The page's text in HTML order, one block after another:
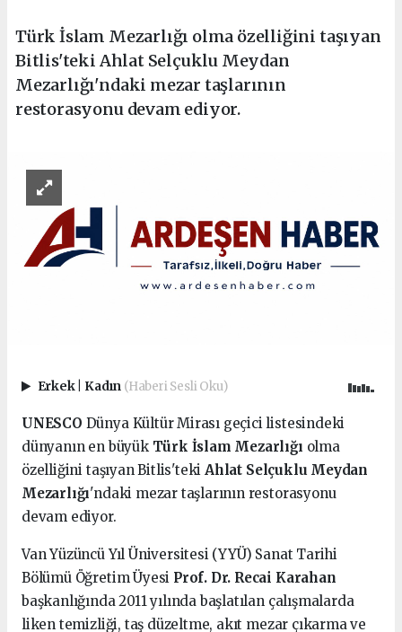
Türk İslam Mezarlığı olma özelliğini taşıyan
Bitlis'teki Ahlat Selçuklu Meydan
Mezarlığı'ndaki mezar taşlarının
restorasyonu devam ediyor.
Erkek Kadın (Haberi Sesli Oku)
UNESCO Dünya Kültür Mirası geçici listesindeki
dünyanın en büyük Türk İslam Mezarlığı olma
özelliğini taşıyan Bitlis'tekiAhlat Selçuklu Meydan
Mezarlığı'ndaki mezar taşlarının restorasyonu
devam ediyor.
Van Yüzüncü Yıl Üniversitesi (YYÜ) Sanat Tarihi
Bölümü Öğretim Üyesi Prof. Dr. Recai Karahan
başkanlığında 2011 yılında başlatılan çalışmalarda
liken temizliği, taş düzeltme, akıt mezar çıkarma ve